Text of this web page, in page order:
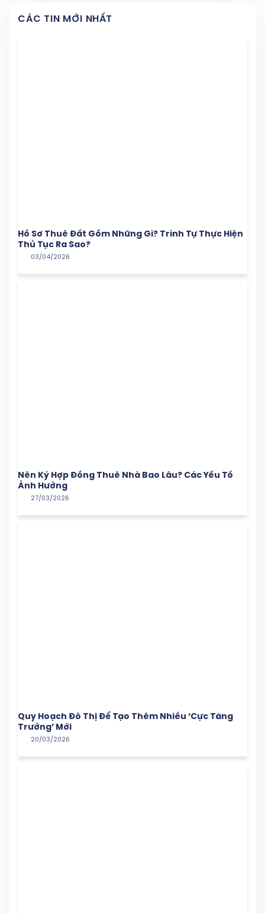
CÁC TIN MỚI NHẤT
Hồ Sơ Thuê Đất Gồm Những Gì? Trình Tự Thực Hiện
Thủ Tục Ra Sao?
03/04/2026
Nên Ký Hợp Đồng Thuê Nhà Bao Lâu? Các Yếu Tố
Ảnh Hưởng
27/03/2026
Quy Hoạch Đô Thị Để Tạo Thêm Nhiều ‘Cực Tăng
Trưởng’ Mới
20/03/2026